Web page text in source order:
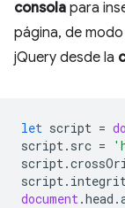
consola para
página, de
jQuery desde la
let script =
script. src =
script.
script.
document.head .